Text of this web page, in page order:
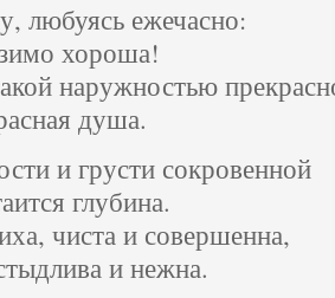
любуясь ежечасно:
хороша!
наружностью
душа.
и грусти сокровенной
глубина.
чиста и совершенна,
и нежна.